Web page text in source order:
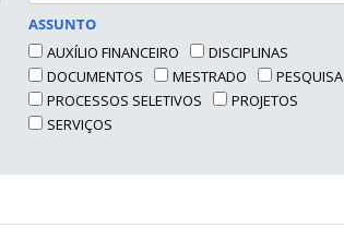
ASSUNTO
AUXÍLIO FINANCEIRO
DISCIPLINAS
DOCUMENTOS
MESTRADO
PESQUISA
PROCESSOS SELETIVOS
PROJETOS
SERVIÇOS